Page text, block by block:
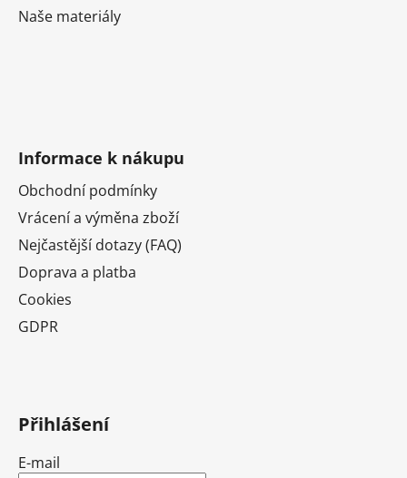
Naše materiály
Informace k nákupu
Obchodní podmínky
Vrácení a výměna zboží
Nejčastější dotazy (FAQ)
Doprava a platba
Cookies
GDPR
Přihlášení
E-mail